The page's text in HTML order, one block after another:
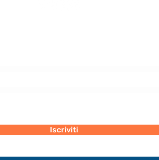
Iscriviti